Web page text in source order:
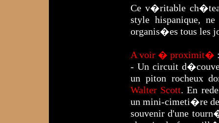
Ce v�ritable
style hispanique,
organis�es tous les
A voir � proximit�
- Un circuit
un piton rocheux
Walter Scott. En
un mini-cimeti�re
souvenir d'une